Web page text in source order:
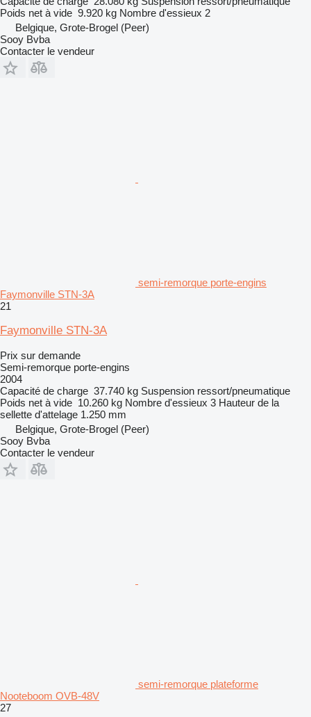
Poids net à vide 9.920 kg Nombre d'essieux 2
Belgique, Grote-Brogel (Peer)
Sooy Bvba
Contacter le vendeur
semi-remorque porte-engins
Faymonville STN-3A
21
Faymonville STN-3A
Prix sur demande
Semi-remorque porte-engins
2004
Capacité de charge 37.740 kg Suspension ressort/pneumatique
Poids net à vide 10.260 kg Nombre d'essieux 3 Hauteur de la
sellette d'attelage 1.250 mm
Belgique, Grote-Brogel (Peer)
Sooy Bvba
Contacter le vendeur
semi-remorque plateforme
Nooteboom OVB-48V
27